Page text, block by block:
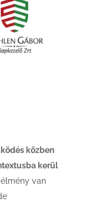
közben
kerül
van